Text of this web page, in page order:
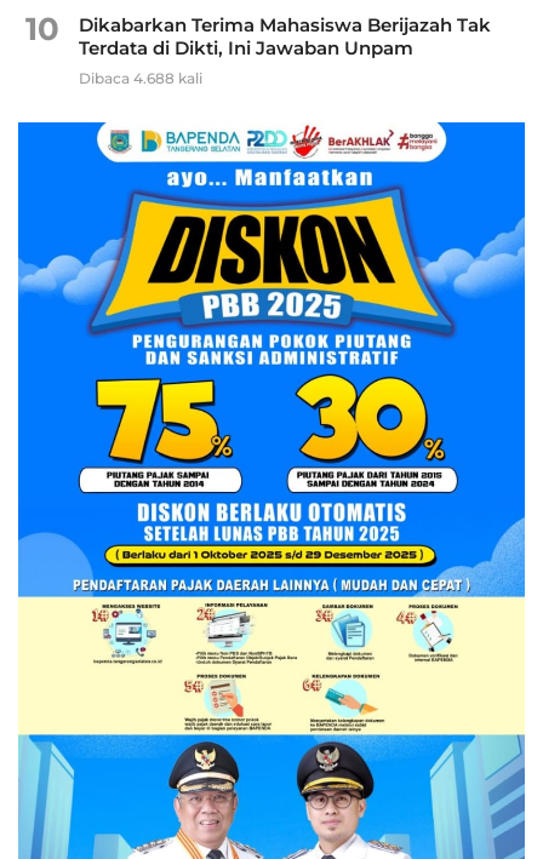
10
Dikabarkan Terima Mahasiswa Berijazah Tak
Terdata di Dikti, Ini Jawaban Unpam
Dibaca 4.688 kali